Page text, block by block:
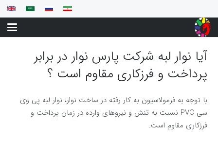
آیا نوار لبه شرکت پارس نوار در برابر
پرداخت و فرزکاری مقاوم است ؟
با توجه به فرمولاسیون به کار رفته در ساخت نوار، نوار لبه پی وی
سی PVC نسبت به تنش و نیروهای وارده در زمان پرداخت و
فرزکاری مقاوم است.